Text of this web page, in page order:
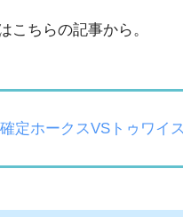
こちらの記事から。
定ホークスVSトゥワイ